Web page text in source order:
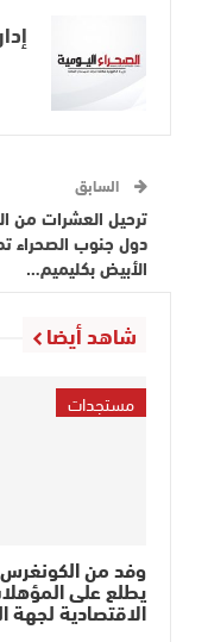
السابق
ترحيل العشرات من
دول جنوب الصحراء
الأبيض بكليميم…
شاهد أيضا
مستجدات
وفد من الكونغرس
يطلع على
الاقتصادية لجهة